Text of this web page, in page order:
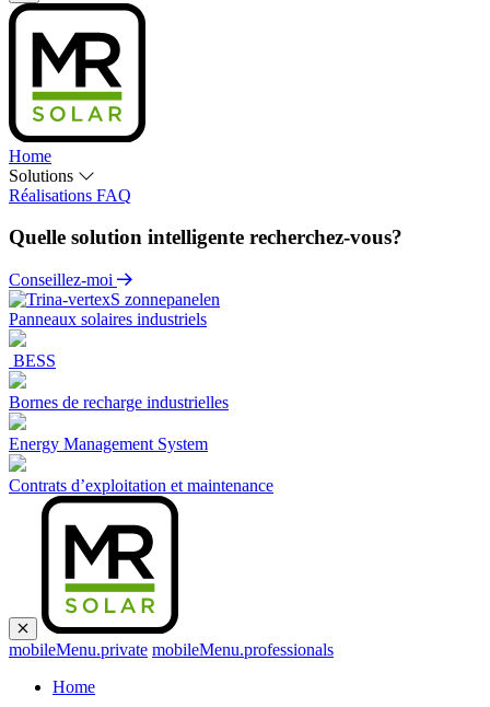
Home
Solutions
Réalisations FAQ
Quelle solution intelligente recherchez-vous?
Conseillez-moi
Panneaux solaires industriels
BESS
Bornes de recharge industrielles
Energy Management System
Contrats d’exploitation et maintenance
mobileMenu.private mobileMenu.professionals
Home